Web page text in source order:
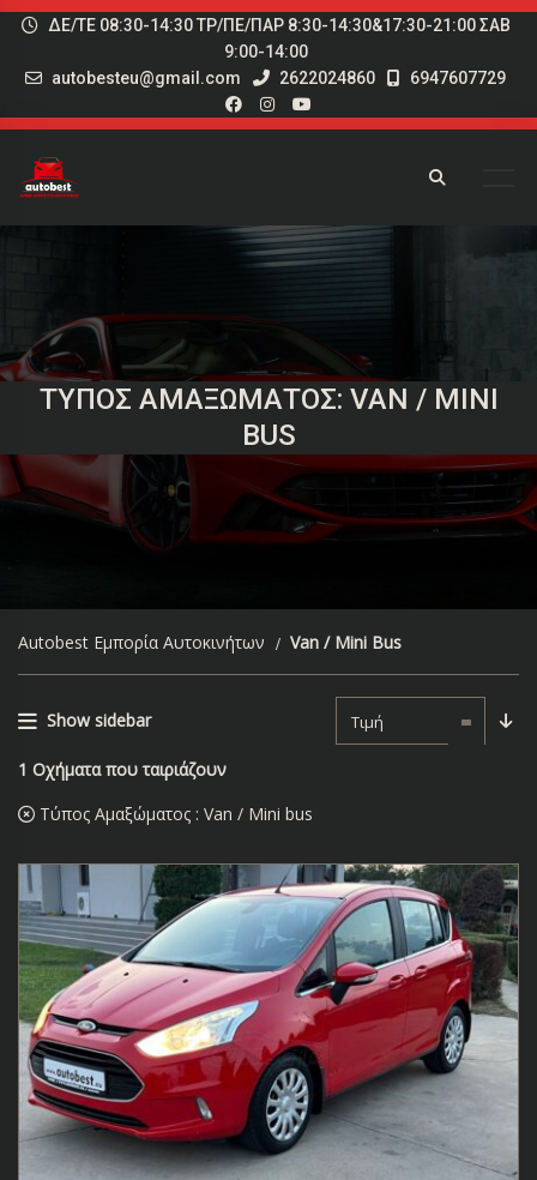
ΔΕ/ΤΕ 08:30-14:30 ΤΡ/ΠΕ/ΠΑΡ 8:30-14:30&17:30-21:00 ΣΑΒ
9:00-14:00
autobesteu@gmail.com
2622024860 6947607729
ΤΎΠΟΣ ΑΜΑΞΏΜΑΤΟΣ: VAN / MINI
BUS
Autobest Εμπορία Αυτοκινήτων Van / Mini Bus
Show sidebar Τιμή
1 Οχήματα που ταιριάζουν
Τύπος Αμαξώματος : Van / Mini bus